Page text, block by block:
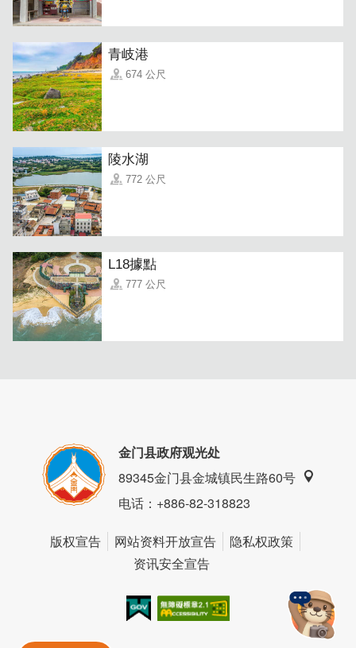
欢迎来金门交朋友，或相邀亲友一同前来体验，在教练安全
专业的教学後，一起体验海浪的波动，欣赏壮丽海景与共享
欢乐时光。
金门很容易可以看到漂亮「大景」想在海上欣赏日出、日落
青岐港
674 公尺
陵水湖
772 公尺
L18據點
777 公尺
金门县政府观光处
89345金门县金城镇民生路60号
电话：+886-82-318823
版权宣告 网站资料开放宣告
隐私权政策
资讯安全宣告